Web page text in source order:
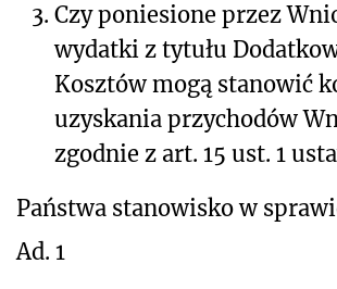
3. Czy poniesione przez
wydatki z tytułu
Kosztów mogą stanowić
uzyskania przychodów
zgodnie z art. 15 ust. 1
Państwa stanowisko w
Ad. 1